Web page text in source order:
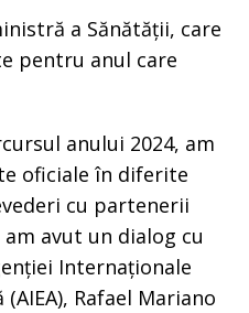
a Sănătății, care
pentru anul care
anului 2024, am
oficiale în diferite
cu partenerii
avut un dialog cu
Internaționale
Rafael Mariano